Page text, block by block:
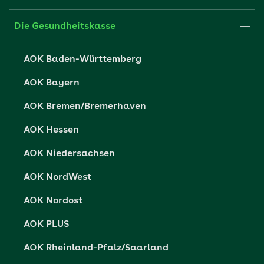
Datenschutzrechte
Barrierefreiheit
Barriere melden
Die Gesundheitskasse
AOK Baden-Württemberg
AOK Bayern
AOK Bremen/Bremerhaven
AOK Hessen
AOK Niedersachsen
AOK NordWest
AOK Nordost
AOK PLUS
AOK Rheinland-Pfalz/Saarland